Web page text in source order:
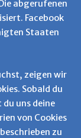
abgerufenen
Facebook
Staaten
zeigen wir
Sobald du
uns deine
von Cookies
zu